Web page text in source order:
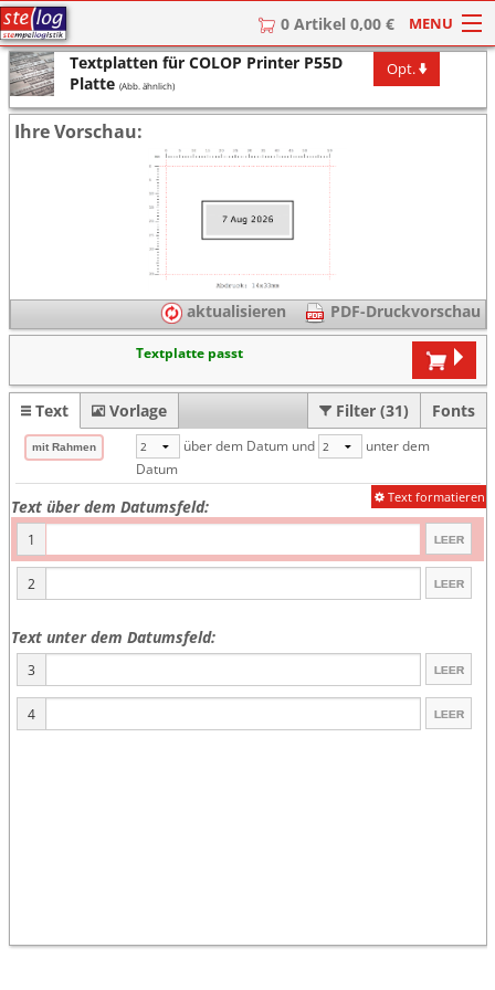
0 Artikel 0,00 € MENU
HOME
Stempel
Stempel-Textplatten
Textplatten für COLOP Printer P55D
Platte (Abb. ähnlich)
Opt.
Ihre Vorschau:
aktualisieren PDF-Druckvorschau
Textplatte passt
Text Vorlage Fonts
Filter (31)
über dem Datum und
unter dem
Datum
Text über dem Datumsfeld:
1
2
Text unter dem Datumsfeld:
3
4
Text formatieren